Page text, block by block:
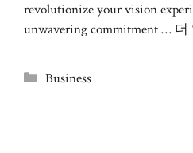
revolutionize your vision
unwavering commitment … 더
카
Business